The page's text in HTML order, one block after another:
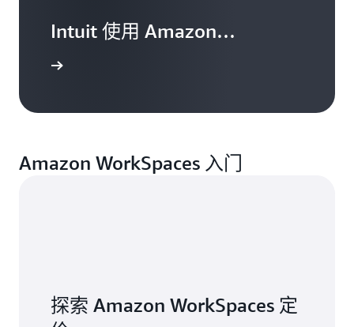
Intuit 使用 Amazon
WorkSpaces 为内部员工和远
Amazon WorkSpaces 入门
探索 Amazon WorkSpaces 定